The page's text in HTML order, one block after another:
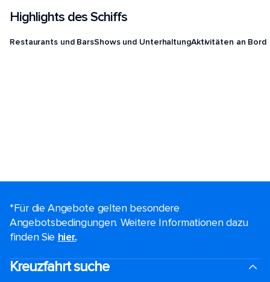
Highlights des Schiffs
Restaurants und BarsShows und UnterhaltungAktivitäten an Bord
*Für die Angebote gelten besondere
Angebotsbedingungen. Weitere Informationen dazu
finden Sie hier..
Kreuzfahrt suche